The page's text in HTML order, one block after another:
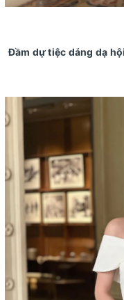
Đầm dự tiệc dáng dạ